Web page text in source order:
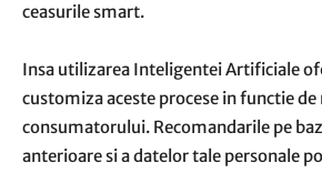
ceasurile smart.
Insa utilizarea Inteligentei Artificiale
customiza aceste procese in functie
consumatorului. Recomandarile pe
anterioare si a datelor tale personale